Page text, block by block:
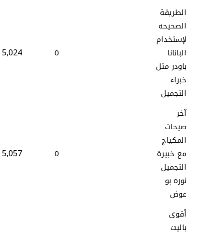
الطريقة
الصحيحه
لإستخدام
البانانا
باودر مثل
خبراء
التجميل
0
5,024
آخر
صيحات
المكياج
مع خبيرة
التجميل
نوره بو
عوض
0
5,057
أقوى
باليت